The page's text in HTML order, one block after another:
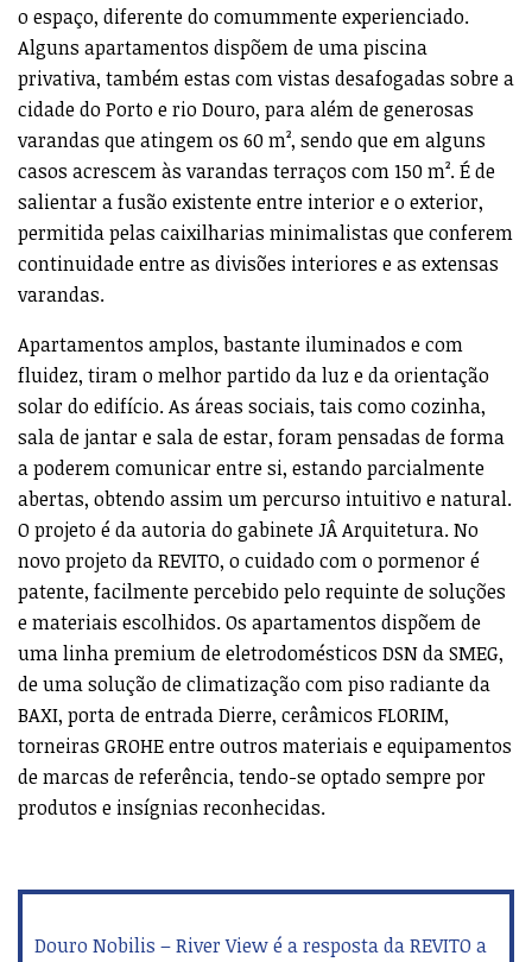
o espaço, diferente do comummente experienciado.
Alguns apartamentos dispõem de uma piscina
privativa, também estas com vistas desafogadas sobre a
cidade do Porto e rio Douro, para além de generosas
varandas que atingem os 60 m², sendo que em alguns
casos acrescem às varandas terraços com 150 m². É de
salientar a fusão existente entre interior e o exterior,
permitida pelas caixilharias minimalistas que conferem
continuidade entre as divisões interiores e as extensas
varandas.
Apartamentos amplos, bastante iluminados e com
fluidez, tiram o melhor partido da luz e da orientação
solar do edifício. As áreas sociais, tais como cozinha,
sala de jantar e sala de estar, foram pensadas de forma
a poderem comunicar entre si, estando parcialmente
abertas, obtendo assim um percurso intuitivo e natural.
O projeto é da autoria do gabinete JÂ Arquitetura. No
novo projeto da REVITO, o cuidado com o pormenor é
patente, facilmente percebido pelo requinte de soluções
e materiais escolhidos. Os apartamentos dispõem de
uma linha premium de eletrodomésticos DSN da SMEG,
de uma solução de climatização com piso radiante da
BAXI, porta de entrada Dierre, cerâmicos FLORIM,
torneiras GROHE entre outros materiais e equipamentos
de marcas de referência, tendo-se optado sempre por
produtos e insígnias reconhecidas.
Douro Nobilis – River View é a resposta da REVITO a